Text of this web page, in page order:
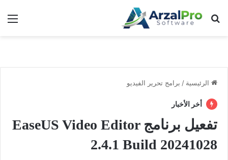
بحث عن
الرئيسية / برامج تحرير الفيديو
أخر الأخبار
تفعيل برنامج EaseUS Video Editor
2.4.1 Build 20241028